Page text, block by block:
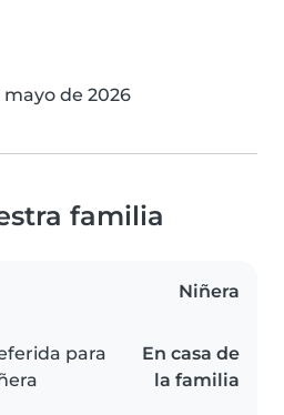
mayo de 2026
familia
Niñera
para
En casa de
la familia